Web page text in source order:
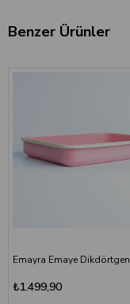
Benzer Ürünler
₺1.499,90